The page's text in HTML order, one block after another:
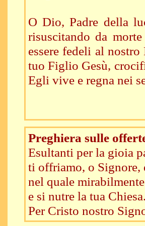
O Dio, Padre della
risuscitando da
essere fedeli al
tuo Figlio Gesù,
Egli vive e regna nei
Preghiera sulle
Esultanti per la gioia
ti offriamo, o Signore,
nel quale
e si nutre la tua
Per Cristo nostro